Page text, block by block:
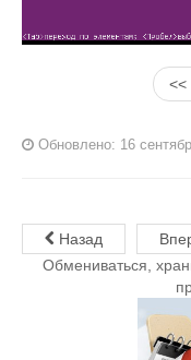
<<
Обновлено: 16
Назад
Обмениваться,